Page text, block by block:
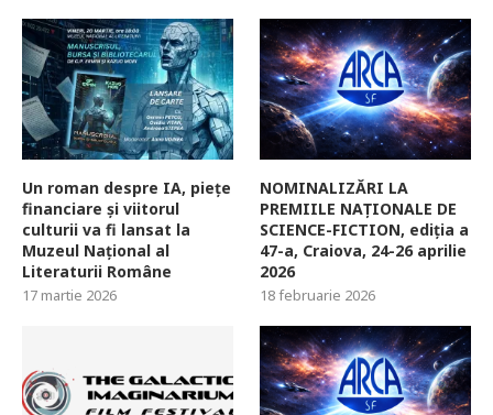
Un roman despre IA, piețe
financiare și viitorul
culturii va fi lansat la
Muzeul Național al
Literaturii Române
17 martie 2026
NOMINALIZĂRI LA
PREMIILE NAȚIONALE DE
SCIENCE-FICTION, ediția a
47-a, Craiova, 24-26 aprilie
2026
18 februarie 2026